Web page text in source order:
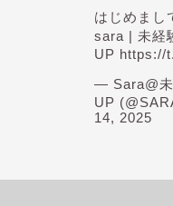
はじめまし
sara | 未経
UP https://
— Sara@未
UP
14, 2025